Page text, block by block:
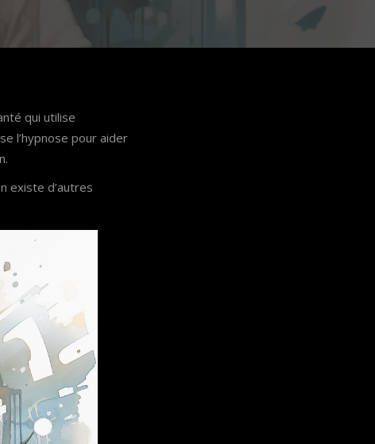
qui utilise
l’hypnose pour aider
existe d’autres